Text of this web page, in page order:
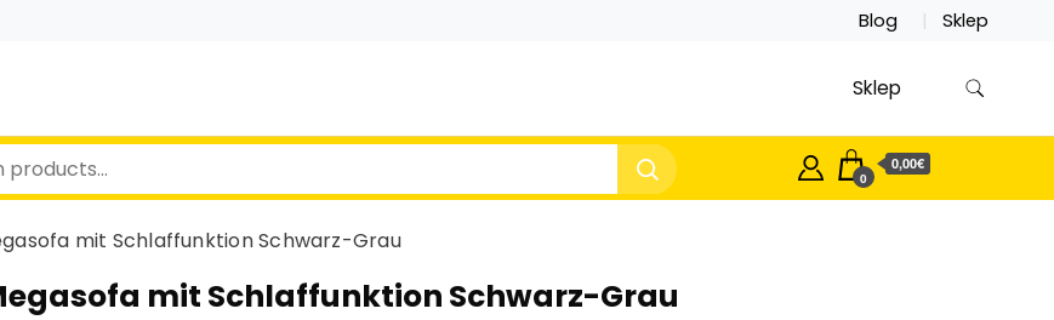
Blog Sklep
Sklep
0
0,00€
mit Schlaffunktion Schwarz-Grau
mit Schlaffunktion Schwarz-Grau